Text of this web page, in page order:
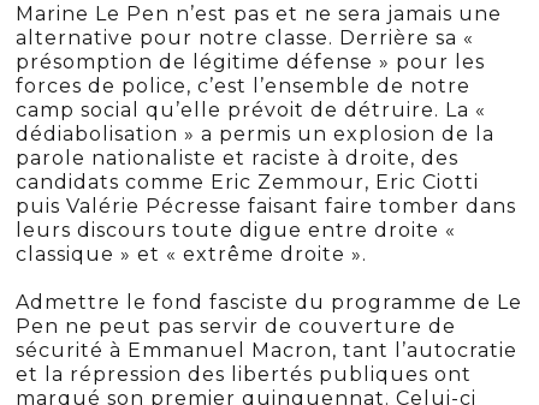
Marine Le Pen n’est pas et ne sera jamais une
alternative pour notre classe. Derrière sa «
présomption de légitime défense » pour les
forces de police, c’est l’ensemble de notre
camp social qu’elle prévoit de détruire. La «
dédiabolisation » a permis un explosion de la
parole nationaliste et raciste à droite, des
candidats comme Eric Zemmour, Eric Ciotti
puis Valérie Pécresse faisant faire tomber dans
leurs discours toute digue entre droite «
classique » et « extrême droite ».
Admettre le fond fasciste du programme de Le
Pen ne peut pas servir de couverture de
sécurité à Emmanuel Macron, tant l’autocratie
et la répression des libertés publiques ont
marqué son premier quinquennat. Celui-ci